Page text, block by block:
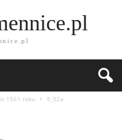
1561 roku 9_02a